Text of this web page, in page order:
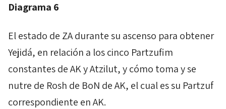
Diagrama 6
El estado de ZAdurante su ascenso para obtener
Yejidá, en relación a los cinco Partzufim
constantes deAKyAtzilut, y cómo toma y se
nutre de Rosh de BoN deAK, el cual es su Partzuf
correspondiente enAK.